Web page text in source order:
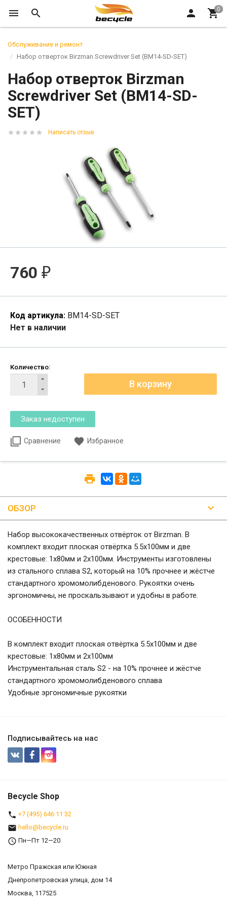
Обслуживание и ремонт
Набор отверток Birzman Screwdriver Set (BM14-SD-SET)
Набор отверток Birzman
Screwdriver Set (BM14-SD-
SET)
Написать отзыв
760 ₽
Код артикула: BM14-SD-SET
Нет в наличии
Количество:
Сравнение Избранное
ОБЗОР
Набор высококачественных отвёрток от Birzman. В
комплект входит плоская отвёртка 5.5х100мм и две
крестовые: 1х80мм и 2х100мм. Инструменты изготовлены
из стального сплава S2, который на 10% прочнее и жёстче
стандартного хромомолибденового. Рукоятки очень
эргономичны, не проскальзывают и удобны в работе.
ОСОБЕННОСТИ
В комплект входит плоская отвёртка 5.5х100мм и две
крестовые: 1х80мм и 2х100мм
Инструментальная сталь S2 - на 10% прочнее и жёстче
стандартного хромомолибденового сплава
Удобные эргономичные рукоятки
Подписывайтесь на нас
Becycle Shop
+7 (495) 646 11 32
hello@becycle.ru
Пн—Пт 12—20
Метро Пражская или Южная
Днепропетровская улица, дом 14
Москва, 117525